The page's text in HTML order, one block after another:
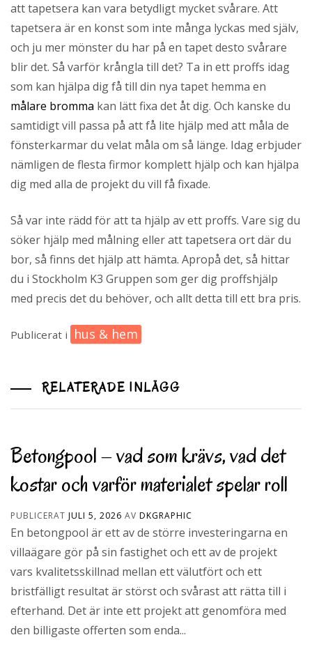
att tapetsera kan vara betydligt mycket svårare. Att
tapetsera är en konst som inte många lyckas med själv,
och ju mer mönster du har på en tapet desto svårare
blir det. Så varför krångla till det? Ta in ett proffs idag
som kan hjälpa dig få till din nya tapet hemma en
målare bromma kan lätt fixa det åt dig. Och kanske du
samtidigt vill passa på att få lite hjälp med att måla de
fönsterkarmar du velat måla om så länge. Idag erbjuder
nämligen de flesta firmor komplett hjälp och kan hjälpa
dig med alla de projekt du vill få fixade.
Så var inte rädd för att ta hjälp av ett proffs. Vare sig du
söker hjälp med målning eller att tapetsera ort där du
bor, så finns det hjälp att hämta. Apropå det, så hittar
du i Stockholm K3 Gruppen som ger dig proffshjälp
med precis det du behöver, och allt detta till ett bra pris.
Publicerat i hus & hem
RELATERADE INLÄGG
Betongpool – vad som krävs, vad det
kostar och varför materialet spelar roll
PUBLICERAT JULI 5, 2026 AV DKGRAPHIC
En betongpool är ett av de större investeringarna en
villaägare gör på sin fastighet och ett av de projekt
vars kvalitetsskillnad mellan ett välutfört och ett
bristfälligt resultat är störst och svårast att rätta till i
efterhand. Det är inte ett projekt att genomföra med
den billigaste offerten som enda...